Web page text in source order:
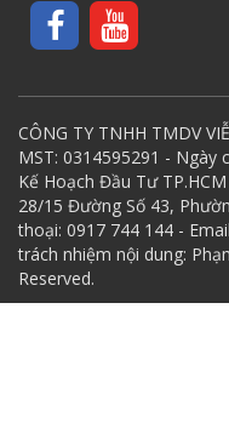
CÔNG TY TNHH TMDV
MST: 0314595291 - Ngày
Kế Hoạch Đầu Tư
28/15 Đường Số 43,
thoại: 0917 744 144 -
trách nhiệm nội dung:
Reserved.